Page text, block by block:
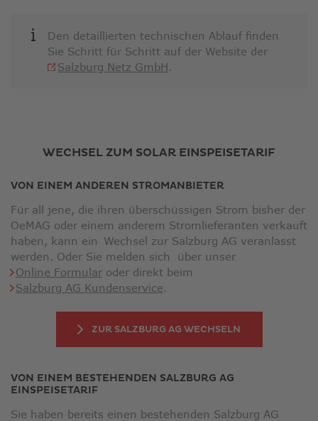
Den detaillierten technischen Ablauf finden
Sie Schritt für Schritt auf der Website der
Salzburg Netz GmbH.
WECHSEL ZUM SOLAR EINSPEISETARIF
VON EINEM ANDEREN STROMANBIETER
Für all jene, die ihren überschüssigen Strom bisher der
OeMAG oder einem anderem Stromlieferanten verkauft
haben, kann ein Wechsel zur Salzburg AG veranlasst
werden. Oder Sie melden sich über unser
Online Formularoder direkt beim
Salzburg AG Kundenservice.
ZUR SALZBURG AG WECHSELN
VON EINEM BESTEHENDEN SALZBURG AG
EINSPEISETARIF
Sie haben bereits einen bestehenden Salzburg AG